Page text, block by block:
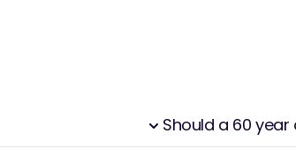
Nos fards à joues sont également
à tous les types de peau, y
votre fard à joues préféré avec
collection de fuite de haute qualité,
Should a 60